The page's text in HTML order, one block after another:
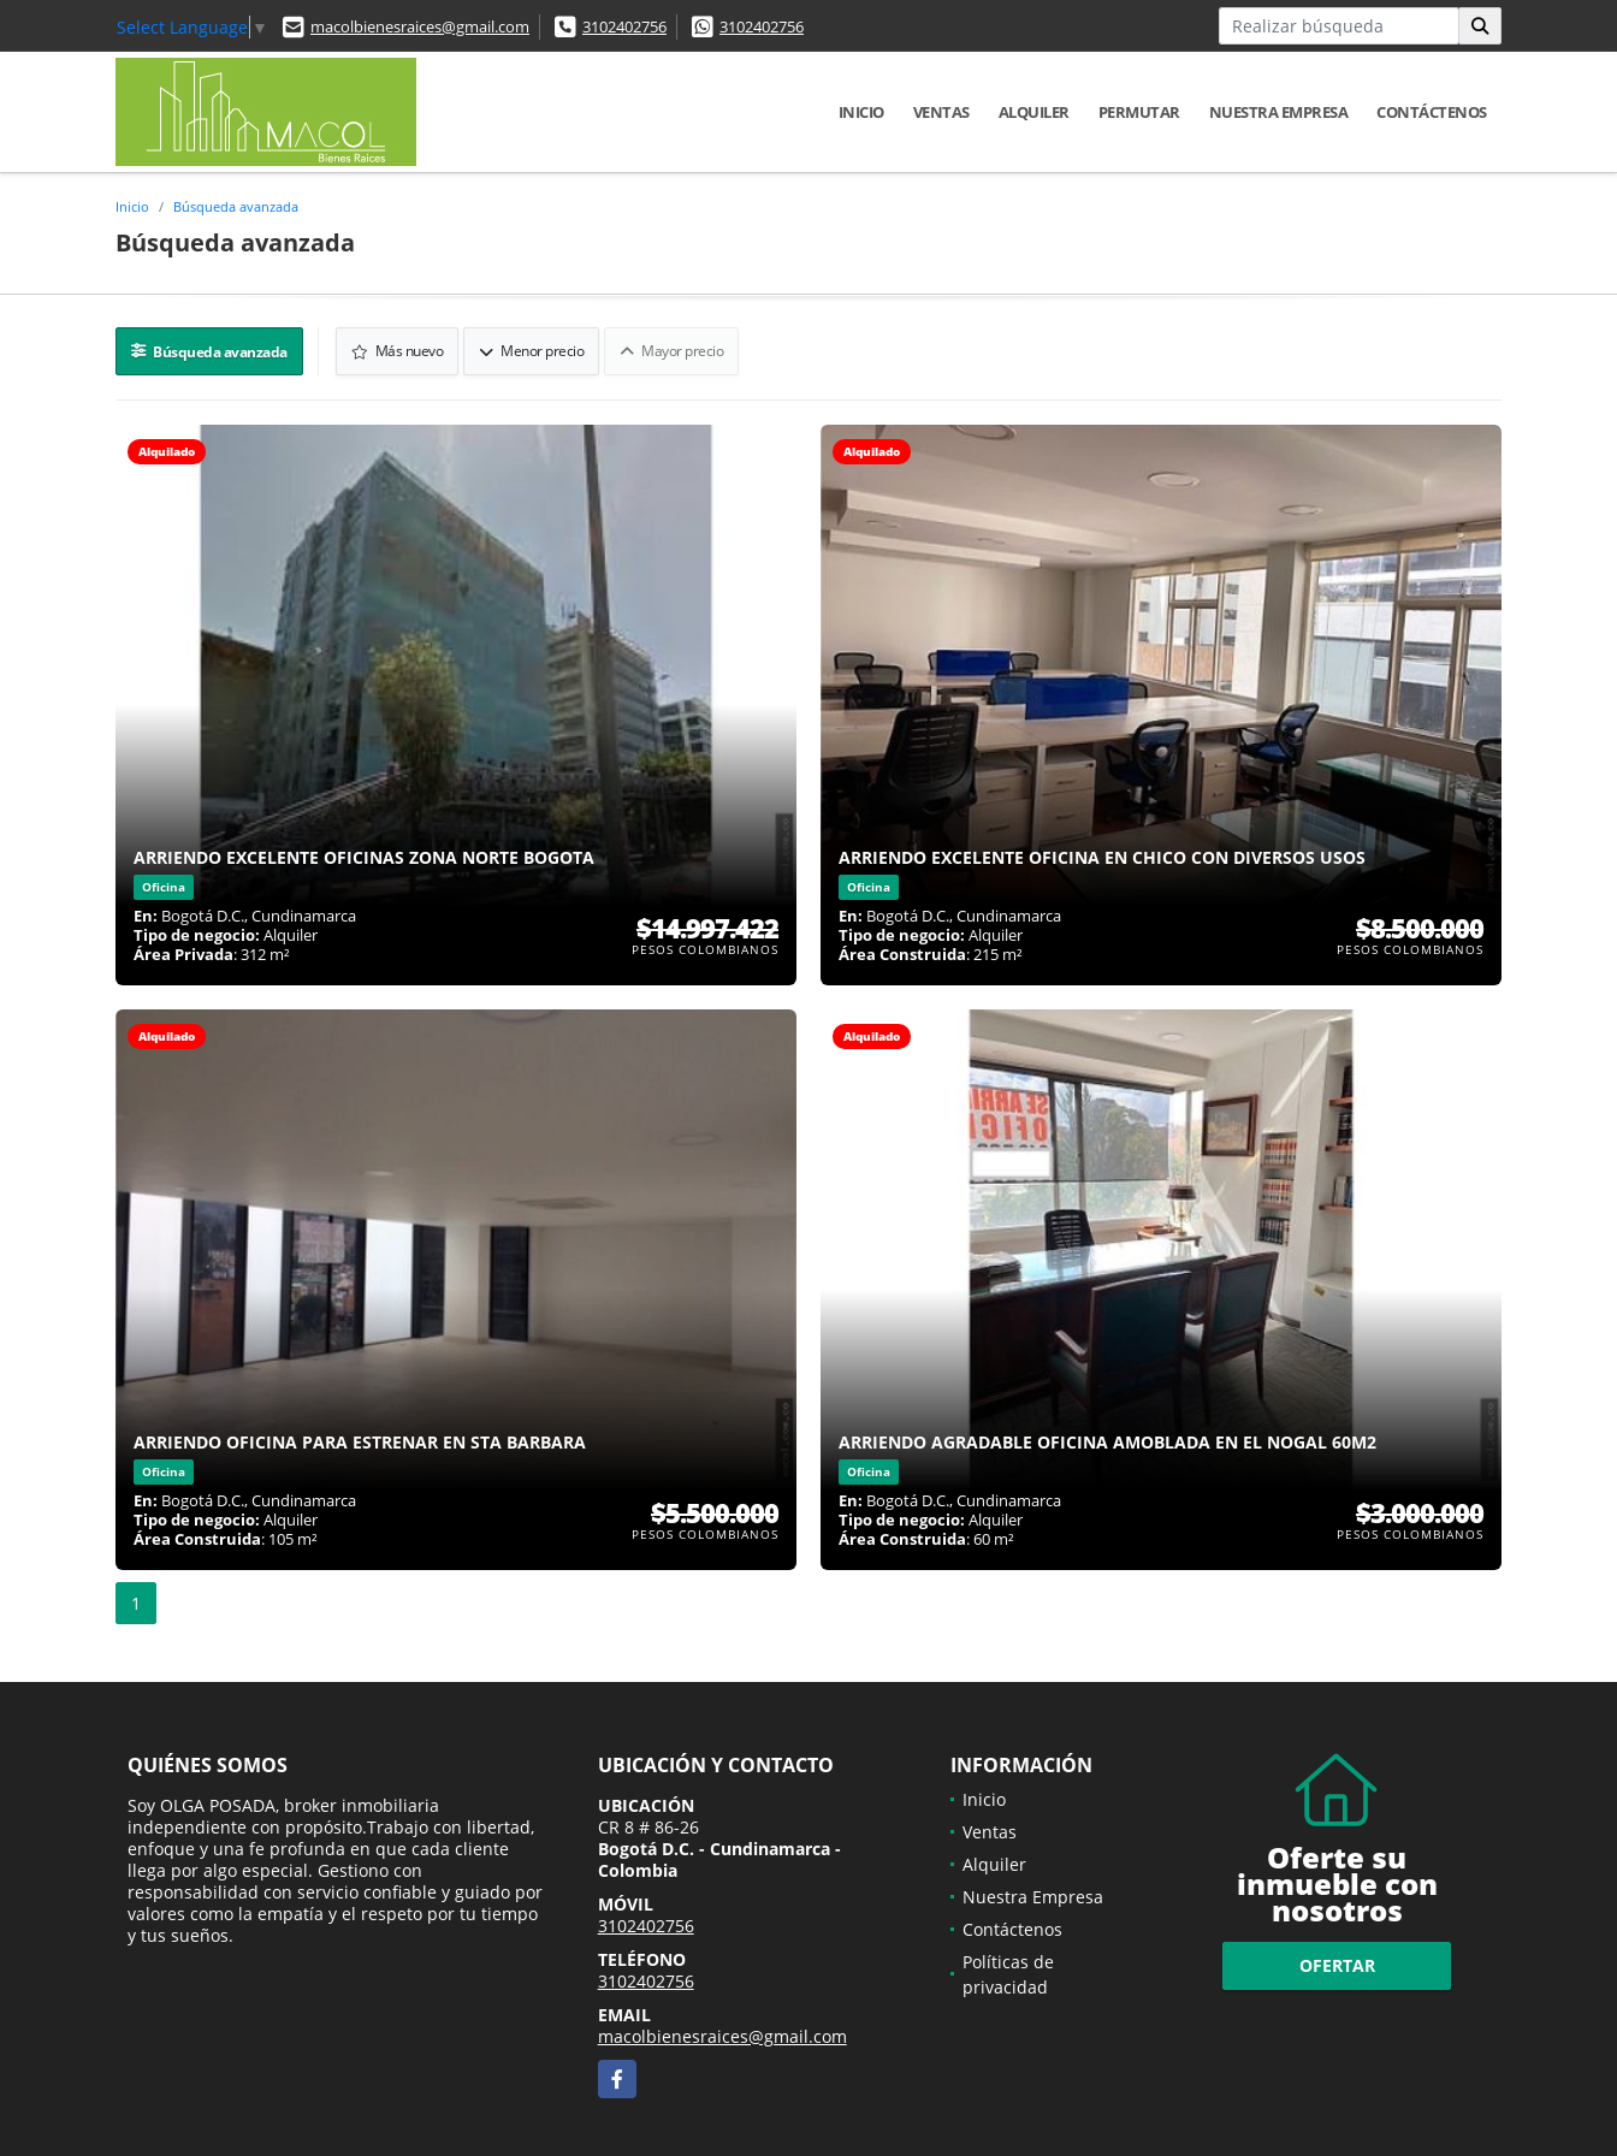
Select Language ▼ macolbienesraices@gmail.com 3102402756 3102402756
INICIO VENTAS ALQUILER PERMUTAR NUESTRA EMPRESA CONTÁCTENOS
Inicio Búsqueda avanzada
Búsqueda avanzada
Búsqueda avanzada Más nuevo Menor precio Mayor precio
Alquilado
ARRIENDO EXCELENTE OFICINAS ZONA NORTE BOGOTA
Oficina
En: Bogotá D.C., Cundinamarca
Tipo de negocio: Alquiler
Área Privada: 312 m²
$14.997.422
PESOS COLOMBIANOS
Alquilado
ARRIENDO EXCELENTE OFICINA EN CHICO CON DIVERSOS USOS
Oficina
En: Bogotá D.C., Cundinamarca
Tipo de negocio: Alquiler
Área Construida: 215 m²
$8.500.000
PESOS COLOMBIANOS
Alquilado
ARRIENDO OFICINA PARA ESTRENAR EN STA BARBARA
Oficina
En: Bogotá D.C., Cundinamarca
Tipo de negocio: Alquiler
Área Construida: 105 m²
$5.500.000
PESOS COLOMBIANOS
Alquilado
ARRIENDO AGRADABLE OFICINA AMOBLADA EN EL NOGAL 60M2
Oficina
En: Bogotá D.C., Cundinamarca
Tipo de negocio: Alquiler
Área Construida: 60 m²
$3.000.000
PESOS COLOMBIANOS
1
QUIÉNES SOMOS
Soy OLGA POSADA, broker inmobiliaria
independiente con propósito.Trabajo con libertad,
enfoque y una fe profunda en que cada cliente
llega por algo especial. Gestiono con
responsabilidad con servicio confiable y guiado por
valores como la empatía y el respeto por tu tiempo
y tus sueños.
UBICACIÓN Y CONTACTO
UBICACIÓN
CR 8 # 86-26
Bogotá D.C. - Cundinamarca -
Colombia
MÓVIL
3102402756
TELÉFONO
3102402756
EMAIL
macolbienesraices@gmail.com
Facebook
INFORMACIÓN
Inicio
Ventas
Alquiler
Nuestra Empresa
Contáctenos
Políticas de
privacidad
Oferte su
inmueble con
nosotros
OFERTAR